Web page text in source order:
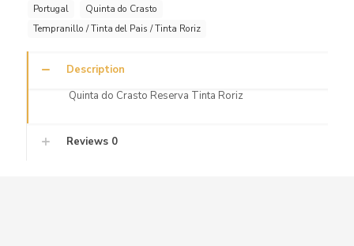
Portugal
Quinta do Crasto
Tempranillo / Tinta del Pais / Tinta Roriz
Description
Quinta do Crasto Reserva Tinta Roriz
Reviews 0